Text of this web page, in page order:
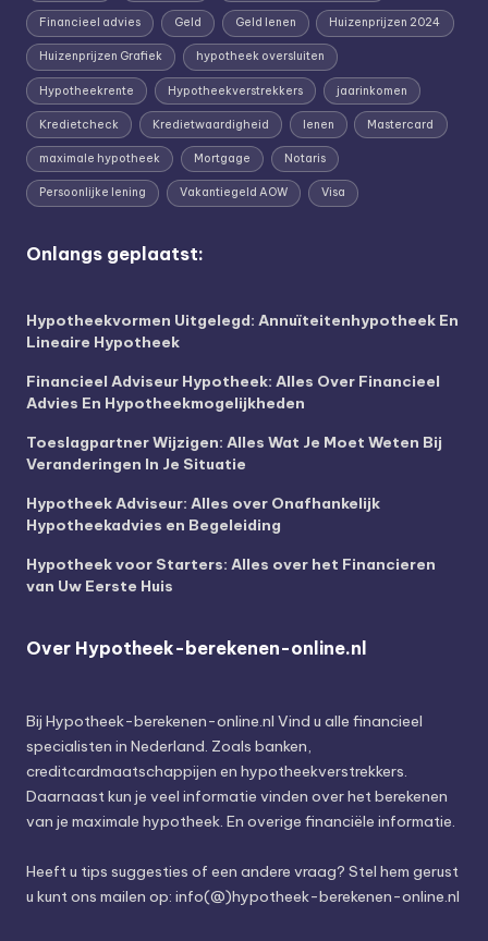
Financieel advies Geld Geld lenen Huizenprijzen 2024
Huizenprijzen Grafiek hypotheek oversluiten
Hypotheekrente Hypotheekverstrekkers jaarinkomen
Kredietcheck Kredietwaardigheid lenen Mastercard
maximale hypotheek Mortgage Notaris
Persoonlijke lening Vakantiegeld AOW Visa
Onlangs geplaatst:
Hypotheekvormen Uitgelegd: Annuïteitenhypotheek En
Lineaire Hypotheek
Financieel Adviseur Hypotheek: Alles Over Financieel
Advies En Hypotheekmogelijkheden
Toeslagpartner Wijzigen: Alles Wat Je Moet Weten Bij
Veranderingen In Je Situatie
Hypotheek Adviseur: Alles over Onafhankelijk
Hypotheekadvies en Begeleiding
Hypotheek voor Starters: Alles over het Financieren
van Uw Eerste Huis
Over Hypotheek-berekenen-online.nl
Bij Hypotheek-berekenen-online.nl Vind u alle financieel
specialisten in Nederland. Zoals banken,
creditcardmaatschappijen en hypotheekverstrekkers.
Daarnaast kun je veel informatie vinden over het berekenen
van je maximale hypotheek. En overige financiële informatie.
Heeft u tips suggesties of een andere vraag? Stel hem gerust
u kunt ons mailen op: info(@)hypotheek-berekenen-online.nl